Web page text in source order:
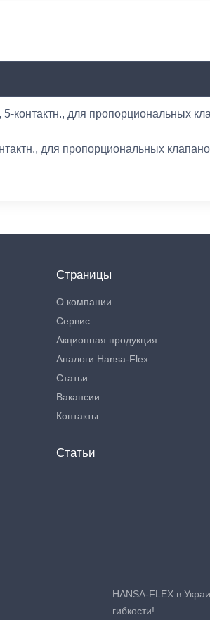
5-контактн., для пропорциональных
для пропорциональных
Страницы
О компании
Сервис
Акционная продукция
Аналоги Hansa-Flex
Статьи
Вакансии
Контакты
Статьи
HANSA-FLEX в
гибкости!